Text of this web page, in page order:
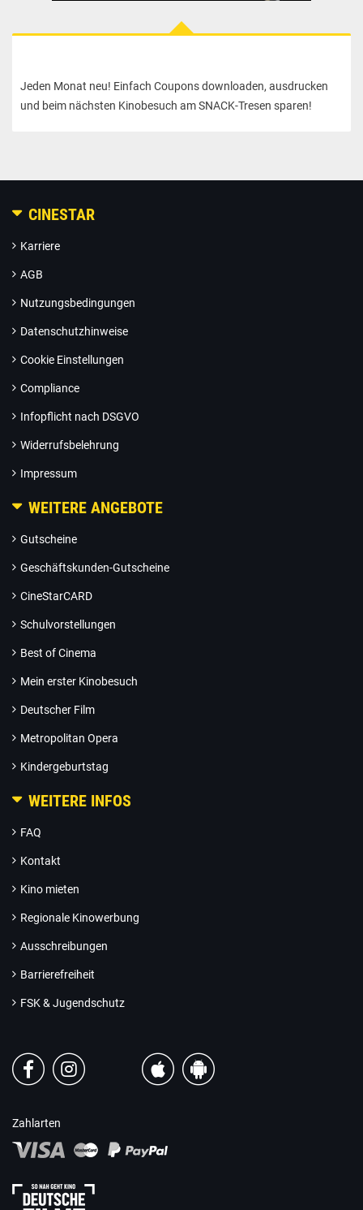
Jeden Monat neu! Einfach Coupons downloaden, ausdrucken
und beim nächsten Kinobesuch am SNACK-Tresen sparen!
CINESTAR
Karriere
AGB
Nutzungsbedingungen
Datenschutzhinweise
Cookie Einstellungen
Compliance
Infopflicht nach DSGVO
Widerrufsbelehrung
Impressum
WEITERE ANGEBOTE
Gutscheine
Geschäftskunden-Gutscheine
CineStarCARD
Schulvorstellungen
Best of Cinema
Mein erster Kinobesuch
Deutscher Film
Metropolitan Opera
Kindergeburtstag
WEITERE INFOS
FAQ
Kontakt
Kino mieten
Regionale Kinowerbung
Ausschreibungen
Barrierefreiheit
FSK & Jugendschutz
Zahlarten